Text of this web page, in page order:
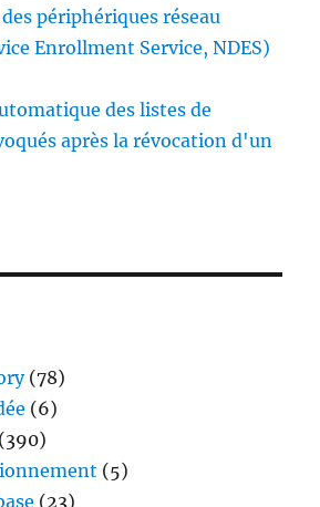
périphériques réseau
Enrollment Service, NDES)
des listes de
après la révocation d'un
(78)
(6)
(390)
(5)
(23)